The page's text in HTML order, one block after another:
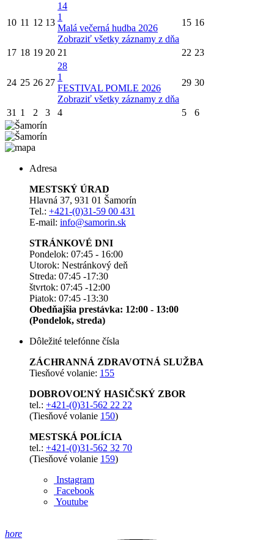
10 11 12 13
14
1
Malá večerná hudba 2026
Zobraziť všetky záznamy z dňa
15 16
17 18 19 20 21 22 23
24 25 26 27
28
1
FESTIVAL POMLE 2026
Zobraziť všetky záznamy z dňa
29 30
31 1 2 3 4 5 6
Adresa
MESTSKÝ ÚRAD
Hlavná 37, 931 01 Šamorín
Tel.: +421-(0)31-59 00 431
E-mail: info@samorin.sk
STRÁNKOVÉ DNI
Pondelok: 07:45 - 16:00
Utorok: Nestránkový deň
Streda: 07:45 -17:30
štvrtok: 07:45 -12:00
Piatok: 07:45 -13:30
Obedňajšia prestávka: 12:00 - 13:00
(Pondelok, streda)
Dôležité telefónne čísla
ZÁCHRANNÁ ZDRAVOTNÁ SLUŽBA
Tiesňové volanie: 155
DOBROVOĽNÝ HASIČSKÝ ZBOR
tel.: +421-(0)31-562 22 22
(Tiesňové volanie 150)
MESTSKÁ POLÍCIA
tel.: +421-(0)31-562 32 70
(Tiesňové volanie 159)
Instagram
Facebook
Youtube
hore